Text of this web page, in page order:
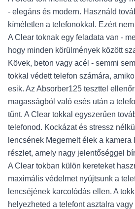
- elegáns és modern. Használd
kíméletlen a telefonokkal. Ezért
A Clear toknak egy feladata van -
hogy minden körülmények között
Kövek, beton vagy acél - semmi
tokkal védett telefon számára,
esik. Az Absorber125 teszttel
magasságból való esés után a
tűnt. A Clear tokkal egyszerűen
telefonod. Kockázat és stressz
lencsének Megemelt élek a
részlet, amely nagy jelentőséggel
A Clear tokban külön kereteket
maximális védelmet nyújtsunk a
lencséjének karcolódás ellen. A
helyezheted a telefont asztalra